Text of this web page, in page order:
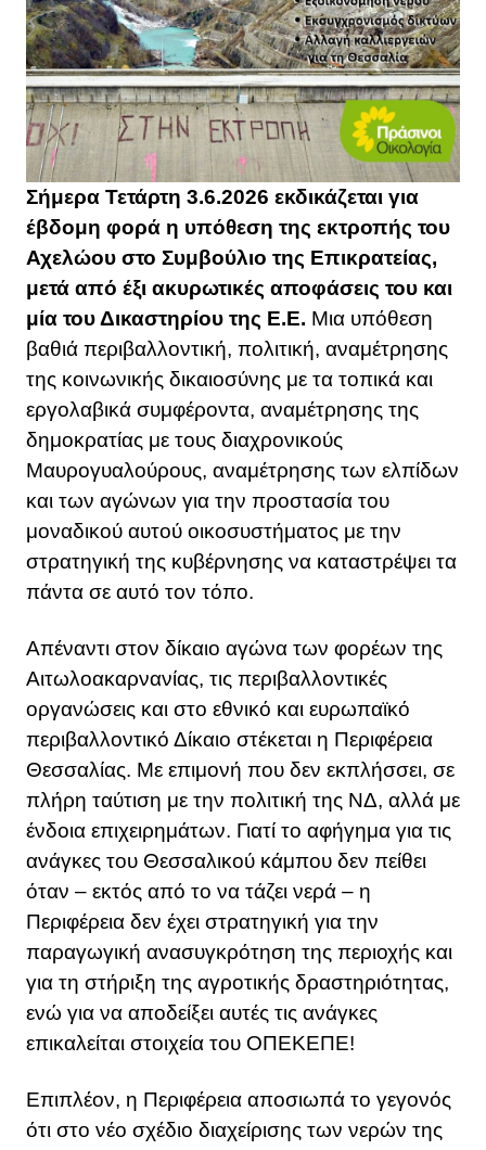
Σήμερα Τετάρτη 3.6.2026 εκδικάζεται για
έβδομη φορά η υπόθεση της εκτροπής του
Αχελώου στο Συμβούλιο της Επικρατείας,
μετά από έξι ακυρωτικές αποφάσεις του και
μία του Δικαστηρίου της Ε.Ε. Μια υπόθεση
βαθιά περιβαλλοντική, πολιτική, αναμέτρησης
της κοινωνικής δικαιοσύνης με τα τοπικά και
εργολαβικά συμφέροντα, αναμέτρησης της
δημοκρατίας με τους διαχρονικούς
Μαυρογυαλούρους, αναμέτρησης των ελπίδων
και των αγώνων για την προστασία του
μοναδικού αυτού οικοσυστήματος με την
στρατηγική της κυβέρνησης να καταστρέψει τα
πάντα σε αυτό τον τόπο.
Απέναντι στον δίκαιο αγώνα των φορέων της
Αιτωλοακαρνανίας, τις περιβαλλοντικές
οργανώσεις και στο εθνικό και ευρωπαϊκό
περιβαλλοντικό Δίκαιο στέκεται η Περιφέρεια
Θεσσαλίας. Με επιμονή που δεν εκπλήσσει, σε
πλήρη ταύτιση με την πολιτική της ΝΔ, αλλά με
ένδοια επιχειρημάτων. Γιατί το αφήγημα για τις
ανάγκες του Θεσσαλικού κάμπου δεν πείθει
όταν – εκτός από το να τάζει νερά – η
Περιφέρεια δεν έχει στρατηγική για την
παραγωγική ανασυγκρότηση της περιοχής και
για τη στήριξη της αγροτικής δραστηριότητας,
ενώ για να αποδείξει αυτές τις ανάγκες
επικαλείται στοιχεία του ΟΠΕΚΕΠΕ!
Επιπλέον, η Περιφέρεια αποσιωπά το γεγονός
ότι στο νέο σχέδιο διαχείρισης των νερών της